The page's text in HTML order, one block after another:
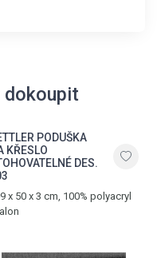
dokoupit
PODUŠKA
KŘESLO
DES.
x 50 x 3 cm, 100% polyacryl